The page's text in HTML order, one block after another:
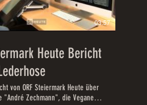
03:57
Heute Bericht
von ORF Steiermark Heute über
"André Zechmann", die Vegane